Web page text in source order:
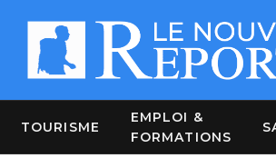
TOURISME
EMPLOI &
FORMATIONS